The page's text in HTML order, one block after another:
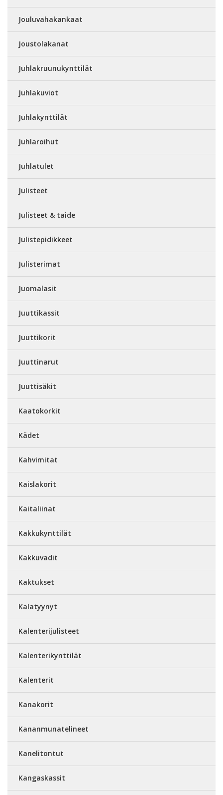
Jouluvahakankaat
Joustolakanat
Juhlakruunukynttilät
Juhlakuviot
Juhlakynttilät
Juhlaroihut
Juhlatulet
Julisteet
Julisteet & taide
Julistepidikkeet
Julisterimat
Juomalasit
Juuttikassit
Juuttikorit
Juuttinarut
Juuttisäkit
Kaatokorkit
Kädet
Kahvimitat
Kaislakorit
Kaitaliinat
Kakkukynttilät
Kakkuvadit
Kaktukset
Kalatyynyt
Kalenterijulisteet
Kalenterikynttilät
Kalenterit
Kanakorit
Kananmunatelineet
Kanelitontut
Kangaskassit